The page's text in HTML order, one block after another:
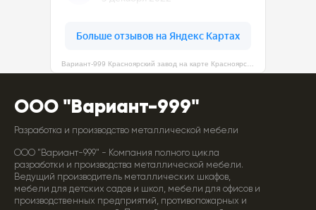
ООО "Вариант-999"
Разработка и производство металлической мебели
ООО "Вариант-999" - Компания полного цикла
разработки и производства металлической мебели.
Ведущий производитель металлических шкафов,
мебели для детских садов и школ, мебели для офисов и
производственных предприятий, противопожарных и